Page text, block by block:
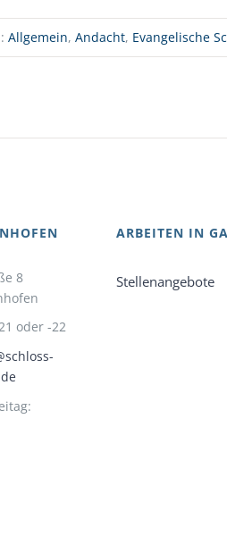
Allgemein, Andacht, Evangelische
8
oder -22
ARBEITEN IN
Stellenangebote